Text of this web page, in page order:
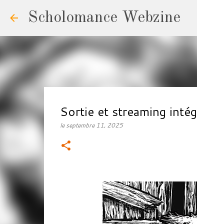
Scholomance Webzine
Sortie et streaming
leseptembre 11, 2025